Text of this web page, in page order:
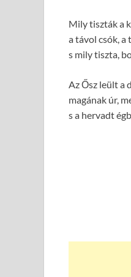
Mily tiszták a
a távol csók, a
s mily tiszta,
Az Ősz leült a
magának úr,
s a hervadt